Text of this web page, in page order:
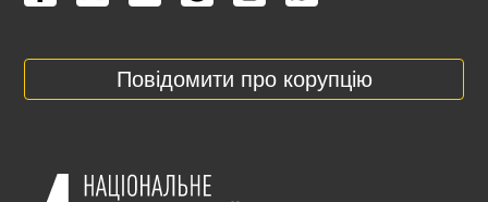
Повідомити про корупцію